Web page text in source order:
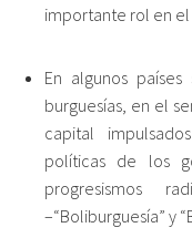
importante rol en
En algunos
burguesías, en el
capital
políticas de los
progresismos
–“Boliburguesía” y